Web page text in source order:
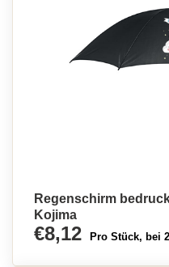
Regenschirm
Kojima
€8,12 Pro Stück, bei